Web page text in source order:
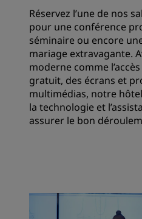
Réservez l’une de nos
pour une conférence
séminaire ou encore
mariage extravagante.
moderne comme
gratuit, des écrans et
multimédias, notre
la technologie et
assurer le bon